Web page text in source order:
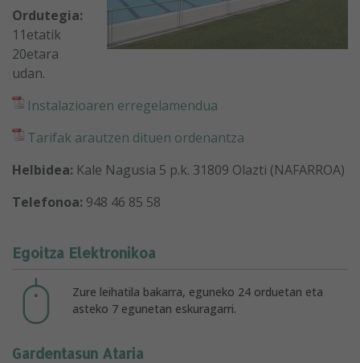
Ordutegia:
11etatik
20etara
udan.
Instalazioaren erregelamendua
Tarifak arautzen dituen ordenantza
Helbidea: Kale Nagusia 5 p.k. 31809 Olazti (NAFARROA)
Telefonoa: 948 46 85 58
Egoitza Elektronikoa
Zure leihatila bakarra, eguneko 24 orduetan eta
asteko 7 egunetan eskuragarri.
Gardentasun Ataria